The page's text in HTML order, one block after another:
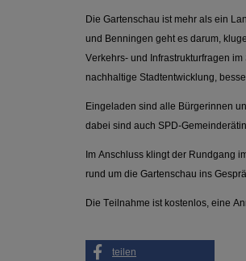
Die Gartenschau ist mehr als ein
und Benningen geht es darum,
Verkehrs- und Infrastrukturfragen
nachhaltige Stadtentwicklung,
Eingeladen sind alle Bürgerinnen
dabei sind auch SPD-
Im Anschluss klingt der Rundgang
rund um die Gartenschau ins
Die Teilnahme ist kostenlos, eine
teilen